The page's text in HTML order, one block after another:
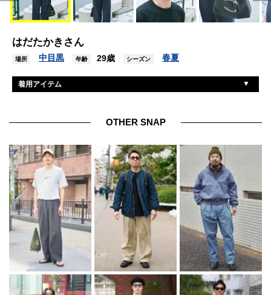
はだたかきさん
場所 中目黒 年齢 29歳 シーズン 春夏
着用アイテム
眼鏡 アイヴァン
バッグ アーニーパロ
腕時計 アップル
ベルト ディガウェル
OTHER SNAP